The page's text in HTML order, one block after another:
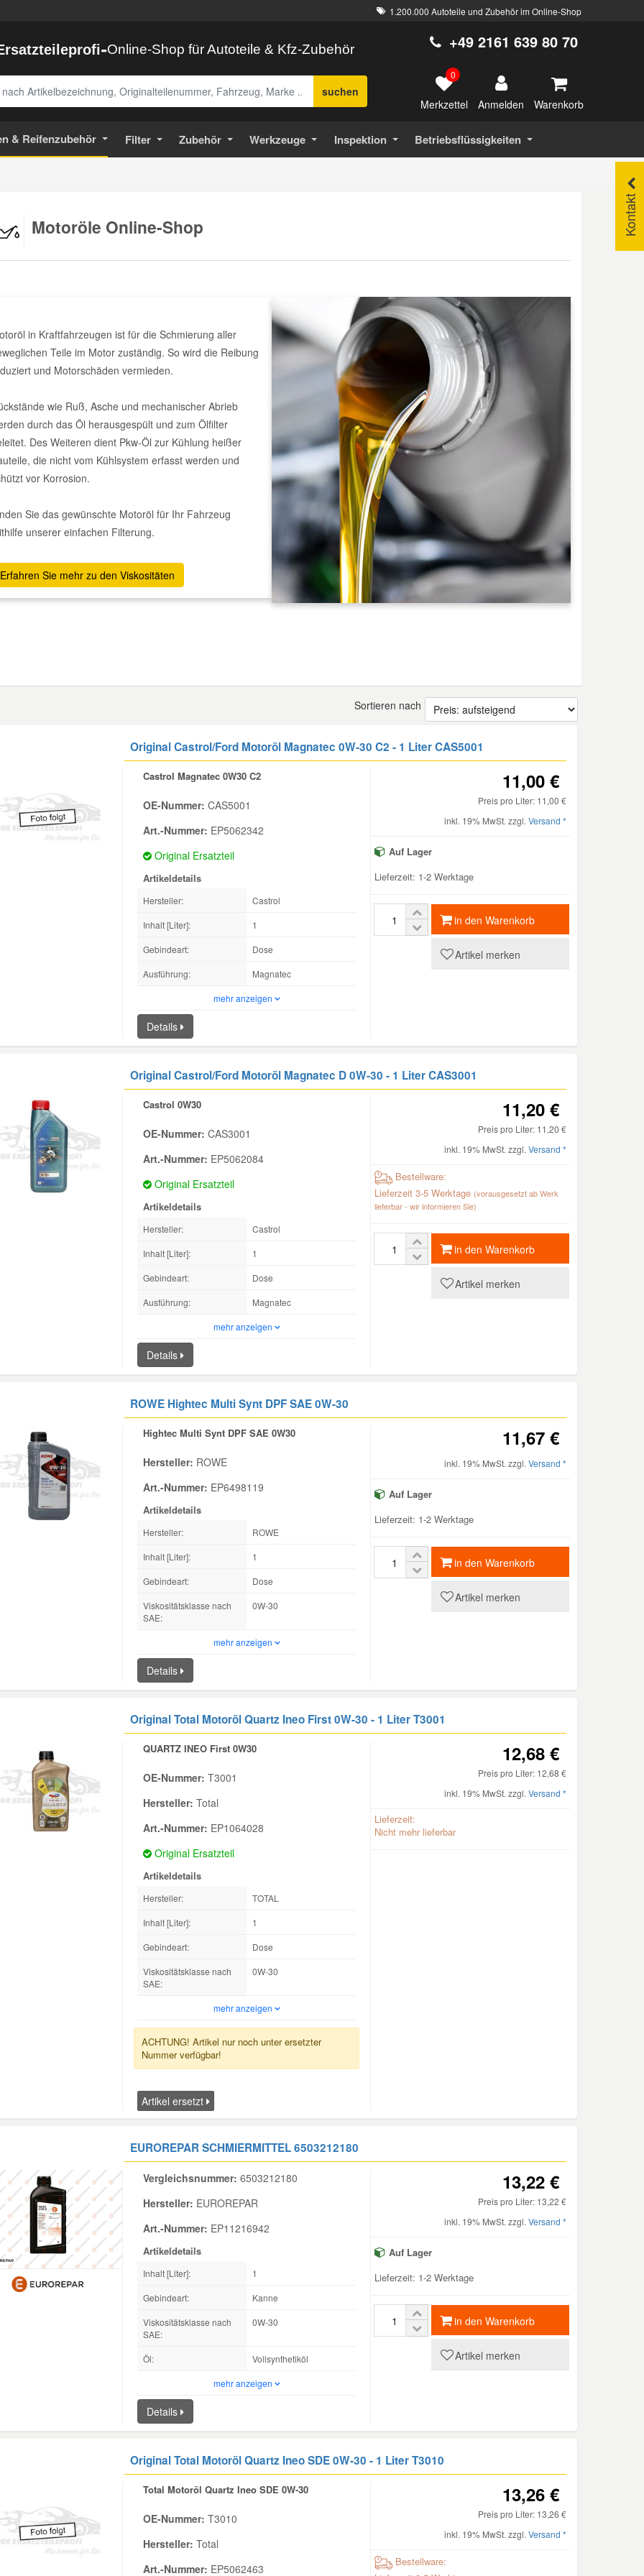
1.200.000 Autoteile und Zubehör im Online-Shop
-Online-Shop für Autoteile & Kfz-Zubehör
suchen
+49 2161 639 80 70
0
Merkzettel Anmelden Warenkorb
& Reifenzubehör Filter Zubehör Werkzeuge Inspektion Betriebsflüssigkeiten
Kontakt
Motoröle Online-Shop
in Kraftfahrzeugen ist für die Schmierung aller
Teile im Motor zuständig. So wird die Reibung
und Motorschäden vermieden.
wie Ruß, Asche und mechanischer Abrieb
durch das Öl herausgespült und zum Ölfilter
Des Weiteren dient Pkw-Öl zur Kühlung heißer
die nicht vom Kühlsystem erfasst werden und
vor Korrosion.
Sie das gewünschte Motoröl für Ihr Fahrzeug
unserer einfachen Filterung.
Erfahren Sie mehr zu den Viskositäten
Sortieren nach
Original Castrol/Ford Motoröl Magnatec 0W-30 C2 - 1 LiterCAS5001
Castrol Magnatec 0W30 C2
OE-Nummer: CAS5001
Art.-Nummer: EP5062342
Original Ersatzteil
Artikeldetails
Hersteller:
Castrol
Inhalt [Liter]:
1
Gebindeart:
Dose
Ausführung:
Magnatec
mehr anzeigen
Details
11,00 €
Preis pro Liter: 11,00 €
inkl. 19% MwSt. zzgl. Versand *
Auf Lager
Lieferzeit: 1-2 Werktage
in den Warenkorb
Artikel merken
Original Castrol/Ford Motoröl Magnatec D 0W-30 - 1 LiterCAS3001
Castrol 0W30
OE-Nummer: CAS3001
Art.-Nummer: EP5062084
Original Ersatzteil
Artikeldetails
Hersteller:
Castrol
Inhalt [Liter]:
1
Gebindeart:
Dose
Ausführung:
Magnatec
mehr anzeigen
Details
11,20 €
Preis pro Liter: 11,20 €
inkl. 19% MwSt. zzgl. Versand *
Bestellware:
Lieferzeit 3-5 Werktage (vorausgesetzt ab Werk
lieferbar - wir informieren Sie)
in den Warenkorb
Artikel merken
ROWE Hightec Multi Synt DPF SAE 0W-30
Hightec Multi Synt DPF SAE 0W30
Hersteller: ROWE
Art.-Nummer: EP6498119
Artikeldetails
Hersteller:
ROWE
Inhalt [Liter]:
1
Gebindeart:
Dose
Viskositätsklasse nach
SAE:
0W-30
mehr anzeigen
Details
11,67 €
inkl. 19% MwSt. zzgl. Versand *
Auf Lager
Lieferzeit: 1-2 Werktage
in den Warenkorb
Artikel merken
Original Total Motoröl Quartz Ineo First 0W-30 - 1 LiterT3001
QUARTZ INEO First 0W30
OE-Nummer: T3001
Hersteller:Total
Art.-Nummer: EP1064028
Original Ersatzteil
Artikeldetails
Hersteller:
TOTAL
Inhalt [Liter]:
1
Gebindeart:
Dose
Viskositätsklasse nach
SAE:
0W-30
mehr anzeigen
ACHTUNG! Artikel nur noch unter ersetzter
Nummer verfügbar!
Artikel ersetzt
12,68 €
Preis pro Liter: 12,68 €
inkl. 19% MwSt. zzgl. Versand *
Lieferzeit:
Nicht mehr lieferbar
EUROREPAR SCHMIERMITTEL6503212180
Vergleichsnummer: 6503212180
Hersteller: EUROREPAR
Art.-Nummer: EP11216942
Artikeldetails
Inhalt [Liter]:
1
Gebindeart:
Kanne
Viskositätsklasse nach
SAE:
0W-30
Öl:
Vollsynthetiköl
mehr anzeigen
Details
13,22 €
Preis pro Liter: 13,22 €
inkl. 19% MwSt. zzgl. Versand *
Auf Lager
Lieferzeit: 1-2 Werktage
in den Warenkorb
Artikel merken
Original Total Motoröl Quartz Ineo SDE 0W-30 - 1 LiterT3010
Total Motoröl Quartz Ineo SDE 0W-30
OE-Nummer: T3010
Hersteller:Total
Art.-Nummer: EP5062463
13,26 €
Preis pro Liter: 13,26 €
inkl. 19% MwSt. zzgl. Versand *
Bestellware: